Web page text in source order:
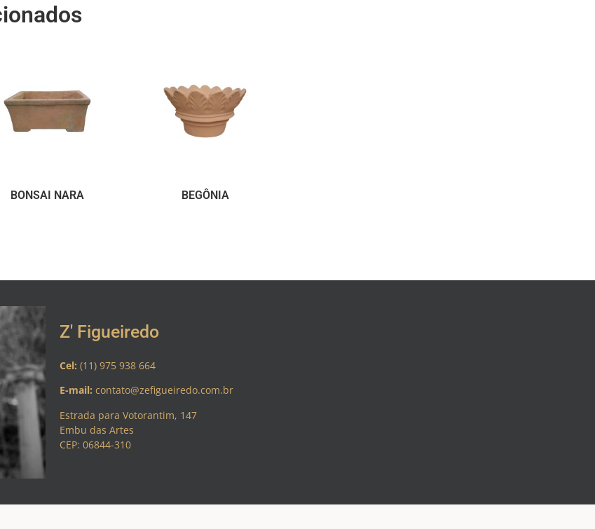
BONSAI NARA BEGÔNIA
Z' Figueiredo
Cel: (11) 975 938 664
E-mail: contato@zefigueiredo.com.br
Estrada para Votorantim, 147
Embu das Artes
CEP: 06844-310